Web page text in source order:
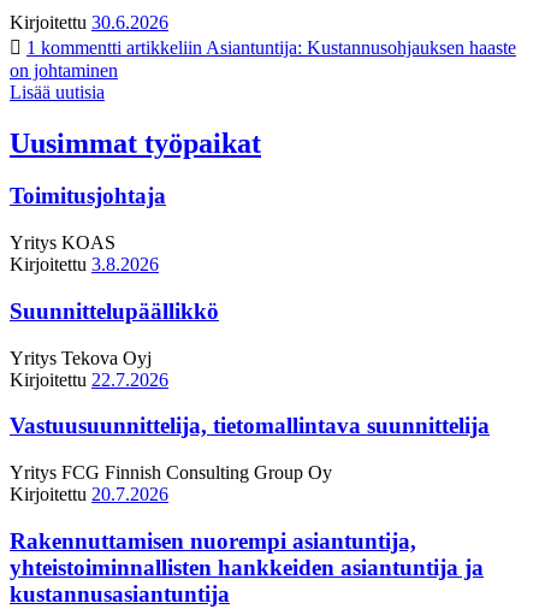
Kirjoitettu 30.6.2026
1 kommentti artikkeliin Asiantuntija: Kustannusohjauksen haaste
on johtaminen
Lisää uutisia
Uusimmat työpaikat
Toimitusjohtaja
Yritys KOAS
Kirjoitettu 3.8.2026
Suunnittelupäällikkö
Yritys Tekova Oyj
Kirjoitettu 22.7.2026
Vastuusuunnittelija, tietomallintava suunnittelija
Yritys FCG Finnish Consulting Group Oy
Kirjoitettu 20.7.2026
Rakennuttamisen nuorempi asiantuntija,
yhteistoiminnallisten hankkeiden asiantuntija ja
kustannusasiantuntija